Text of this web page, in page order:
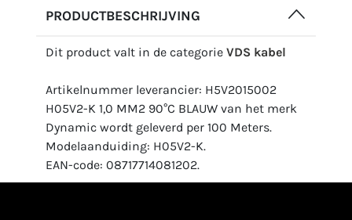
PRODUCTBESCHRIJVING
Dit product valt in de categorie VDS kabel
Artikelnummer leverancier: H5V2015002
H05V2-K 1,0 MM2 90°C BLAUW van het merk
Dynamic wordt geleverd per 100 Meters.
Modelaanduiding: H05V2-K.
EAN-code: 08717714081202.